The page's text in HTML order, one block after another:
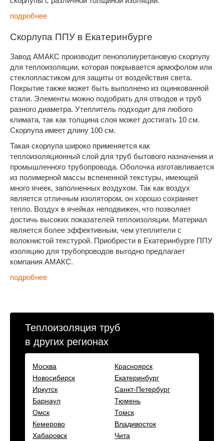
подробнее
Скорлупа ППУ в Екатеринбурге
Завод АМАКС производит пенополиуретановую скорлупу
для теплоизоляции, которая покрывается армофолом или
стеклопластиком для защиты от воздействия света.
Покрытие также может быть выполнено из оцинкованной
стали. Элементы можно подобрать для отводов и труб
разного диаметра. Утеплитель подходит для любого
климата, так как толщина слоя может достигать 10 см.
Скорлупа имеет длину 100 см.
Такая скорлупа широко применяется как
теплоизоляционный слой для труб бытового назначения и
промышленного трубопровода. Оболочка изготавливается
из полимерной массы вспененной текстуры, имеющей
много ячеек, заполненных воздухом. Так как воздух
является отличным изолятором, он хорошо сохраняет
тепло. Воздух в ячейках неподвижен, что позволяет
достичь высоких показателей теплоизоляции. Материал
является более эффективным, чем утеплители с
волокнистой текстурой. Приобрести в Екатеринбурге ППУ
изоляцию для трубопроводов выгодно предлагает
компания АМАКС.
подробнее
Теплоизоляция труб
в других регионах
Москва
Красноярск
Новосибирск
Екатеринбург
Иркутск
Санкт-Петербург
Барнаул
Тюмень
Омск
Томск
Кемерово
Владивосток
Хабаровск
Чита